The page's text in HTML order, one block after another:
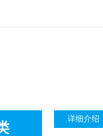
详细介绍